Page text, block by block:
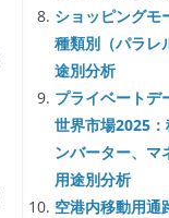
ショッピングモ
種類別（パラレ
途別分析
プライベートデ
世界市場2025
ンバーター、マ
用途別分析
空港内移動用通